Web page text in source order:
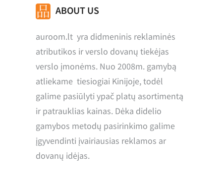
ABOUT US
auroom.lt yra didmeninis reklaminės
atributikos ir verslo dovanų tiekėjas
verslo įmonėms. Nuo 2008m. gamybą
atliekame tiesiogiai Kinijoje, todėl
galime pasiūlyti ypač platų asortimentą
ir patrauklias kainas. Dėka didelio
gamybos metodų pasirinkimo galime
įgyvendinti įvairiausias reklamos ar
dovanų idėjas.